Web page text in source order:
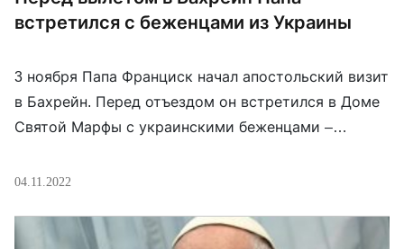
встретился с беженцами из Украины
3 ноября Папа Франциск начал апостольский визит
в Бахрейн. Перед отъездом он встретился в Доме
Святой Марфы с украинскими беженцами –
итальянских семьях. Во встрече участвовали
детьми-подростками, родом из Кропивницкого
04.11.2022